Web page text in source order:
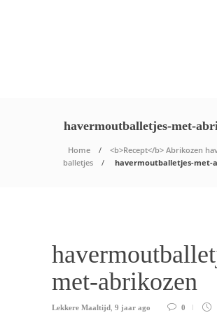
havermoutballetjes-met-
Home
<b>Recept</b> Abrikozen
balletjes
havermoutballetjes-met-
met-abrikozen
Lekkere Maaltijd 9 jaar ago 0